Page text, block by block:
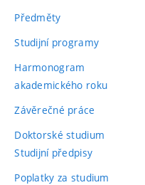
Předměty
Studijní programy
Harmonogram
akademického roku
Závěrečné práce
Doktorské studium
Studijní předpisy
Poplatky za studium